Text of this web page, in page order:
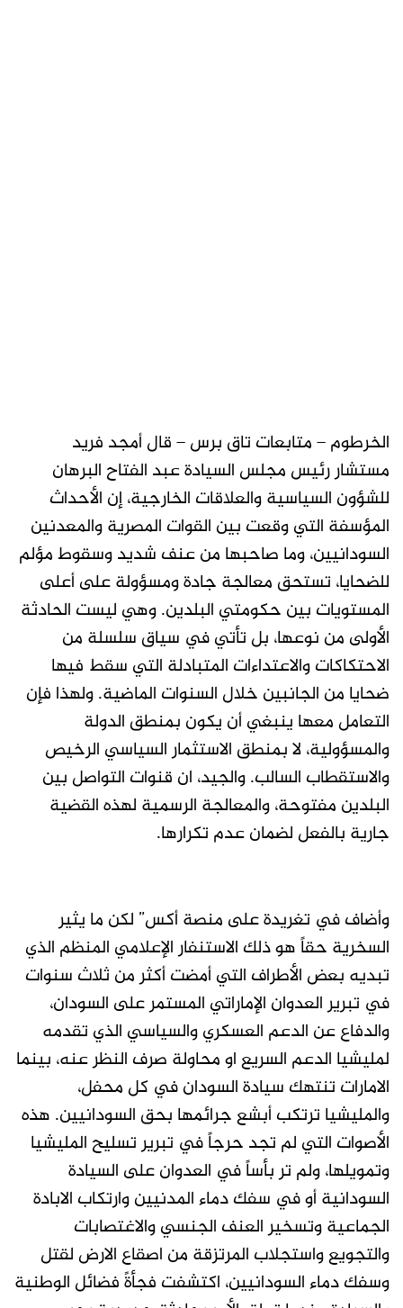
الخرطوم – متابعات تاق برس – قال أمجد فريد
مستشار رئيس مجلس السيادة عبد الفتاح البرهان
للشؤون السياسية والعلاقات الخارجية، إن الأحداث
المؤسفة التي وقعت بين القوات المصرية والمعدنين
السودانيين، وما صاحبها من عنف شديد وسقوط مؤلم
للضحايا، تستحق معالجة جادة ومسؤولة على أعلى
المستويات بين حكومتي البلدين. وهي ليست الحادثة
الأولى من نوعها، بل تأتي في سياق سلسلة من
الاحتكاكات والاعتداءات المتبادلة التي سقط فيها
ضحايا من الجانبين خلال السنوات الماضية. ولهذا فإن
التعامل معها ينبغي أن يكون بمنطق الدولة
والمسؤولية، لا بمنطق الاستثمار السياسي الرخيص
والاستقطاب السالب. والجيد، ان قنوات التواصل بين
البلدين مفتوحة، والمعالجة الرسمية لهذه القضية
جارية بالفعل لضمان عدم تكرارها.
وأضاف في تغريدة على منصة أكس” لكن ما يثير
السخرية حقاً هو ذلك الاستنفار الإعلامي المنظم الذي
تبديه بعض الأطراف التي أمضت أكثر من ثلاث سنوات
في تبرير العدوان الإماراتي المستمر على السودان،
والدفاع عن الدعم العسكري والسياسي الذي تقدمه
لمليشيا الدعم السريع او محاولة صرف النظر عنه، بينما
الامارات تنتهك سيادة السودان في كل محفل،
والمليشيا ترتكب أبشع جرائمها بحق السودانيين. هذه
الأصوات التي لم تجد حرجاً في تبرير تسليح المليشيا
وتمويلها، ولم تر بأساً في العدوان على السيادة
السودانية أو في سفك دماء المدنيين وارتكاب الابادة
الجماعية وتسخير العنف الجنسي والاغتصابات
والتجويع واستجلاب المرتزقة من اصقاع الارض لقتل
وسفك دماء السودانيين، اكتشفت فجأةً فضائل الوطنية